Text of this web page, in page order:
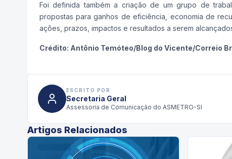
Foi definida também a criação de um grupo de
propostas para ganhos de eficiência, economia de
ações, prazos, impactos e resultados a serem
Crédito: Antônio Temóteo/Blog do Vicente/Correio
ESCRITO POR
Secretaria Geral
Assessoria de Comunicação do ASMETRO-SI
Artigos Relacionados